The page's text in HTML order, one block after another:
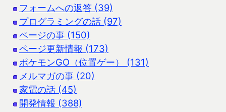
フォームへの返答 (39)
プログラミングの話 (97)
ページの事 (150)
ページ更新情報 (173)
ポケモンGO（位置ゲー） (131)
メルマガの事 (20)
家電の話 (45)
開発情報 (388)